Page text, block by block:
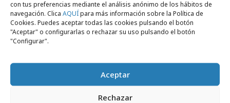
con tus preferencias mediante el análisis anónimo de los hábitos de
navegación. Clica AQUÍpara más información sobre la Política de
Cookies. Puedes aceptar todas las cookies pulsando el botón
"Aceptar" o configurarlas o rechazar su uso pulsando el botón
"Configurar".
Aceptar
Rechazar
Comparte